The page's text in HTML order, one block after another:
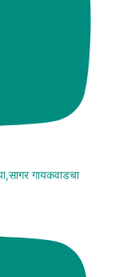
गायकवाडचा